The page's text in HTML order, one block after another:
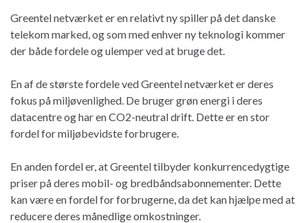
Greentel netværket er en relativt ny spiller på det danske
telekom marked, og som med enhver ny teknologi kommer
der både fordele og ulemper ved at bruge det.
En af de største fordele ved Greentel netværket er deres
fokus på miljøvenlighed. De bruger grøn energi i deres
datacentre og har en CO2-neutral drift. Dette er en stor
fordel for miljøbevidste forbrugere.
En anden fordel er, at Greentel tilbyder konkurrencedygtige
priser på deres mobil- og bredbåndsabonnementer. Dette
kan være en fordel for forbrugerne, da det kan hjælpe med at
reducere deres månedlige omkostninger.